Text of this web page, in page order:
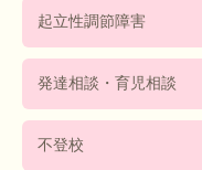
起立性調節障害
発達相談・育児相談
不登校